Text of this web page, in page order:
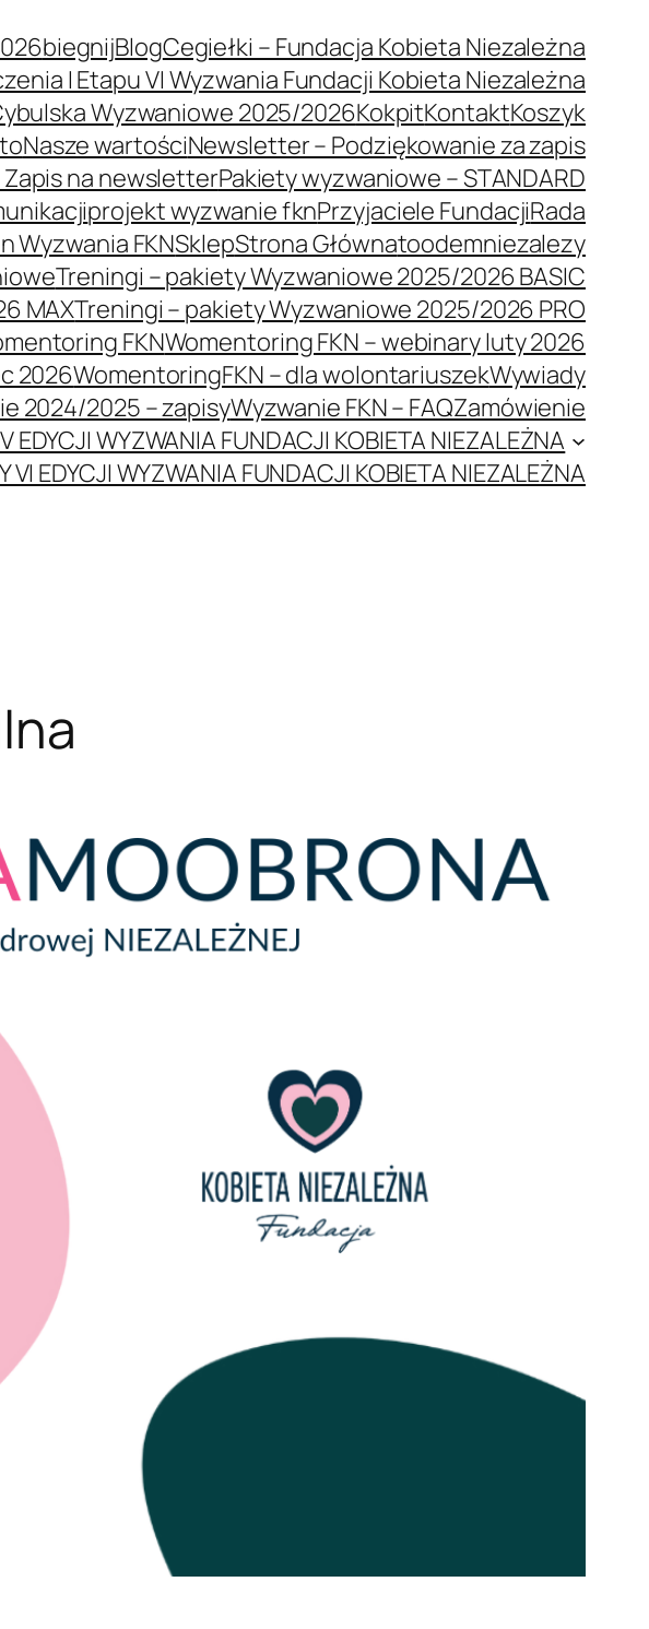
biegnijBlogCegiełki – Fundacja Kobieta Niezależna
I Etapu VI Wyzwania Fundacji Kobieta Niezależna
Wyzwaniowe 2025/2026KokpitKontaktKoszyk
Nasze wartościNewsletter – Podziękowanie za zapis
na newsletterPakiety wyzwaniowe – STANDARD
projekt wyzwanie fknPrzyjaciele FundacjiRada
Wyzwania FKNSklepStrona Głównatoodemniezalezy
Treningi – pakiety Wyzwaniowe 2025/2026 BASIC
MAXTreningi – pakiety Wyzwaniowe 2025/2026 PRO
FKNWomentoring FKN – webinary luty 2026
2026WomentoringFKN – dla wolontariuszekWywiady
2024/2025 – zapisyWyzwanie FKN – FAQZamówienie
EDYCJI WYZWANIA FUNDACJI KOBIETA NIEZALEŻNA
VI EDYCJI WYZWANIA FUNDACJI KOBIETA NIEZALEŻNA